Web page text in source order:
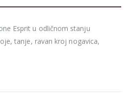
Esprit u odličnom stanju
tanje, ravan kroj nogavica,